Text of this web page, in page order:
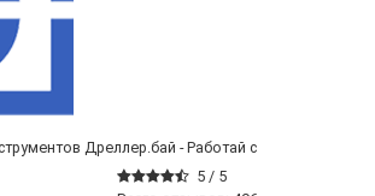
Дреллер.бай - Работай с
5 / 5